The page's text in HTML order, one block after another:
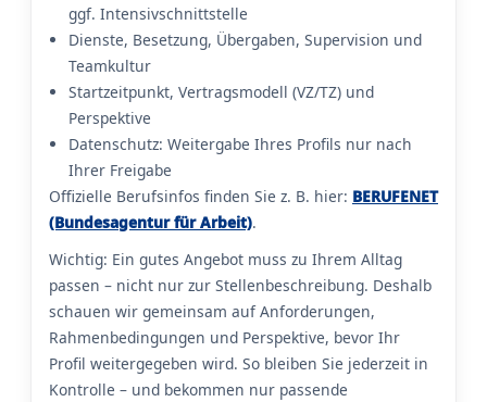
ggf. Intensivschnittstelle
Dienste, Besetzung, Übergaben, Supervision und
Teamkultur
Startzeitpunkt, Vertragsmodell (VZ/TZ) und
Perspektive
Datenschutz: Weitergabe Ihres Profils nur nach
Ihrer Freigabe
Offizielle Berufsinfos finden Sie z. B. hier: BERUFENET
(Bundesagentur für Arbeit).
Wichtig: Ein gutes Angebot muss zu Ihrem Alltag
passen – nicht nur zur Stellenbeschreibung. Deshalb
schauen wir gemeinsam auf Anforderungen,
Rahmenbedingungen und Perspektive, bevor Ihr
Profil weitergegeben wird. So bleiben Sie jederzeit in
Kontrolle – und bekommen nur passende